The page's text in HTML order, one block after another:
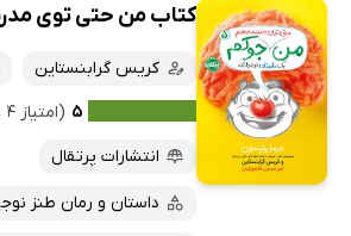
کتاب من حتی توی
کریس گرابنستاین
۵ (امتیاز ۴ نفر)
انتشارات پرتقال
داستان و رمان طنز